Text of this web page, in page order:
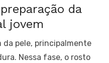
da
jovem
da pele, principalmente
Nessa fase, o rosto